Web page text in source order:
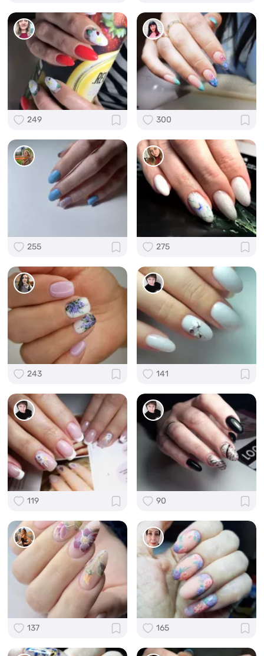
249 300
255 275
243 141
119 90
137 165